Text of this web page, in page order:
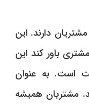
دارند. این
باور کند این
است. به‌ عنوان
مشتریان همیشه